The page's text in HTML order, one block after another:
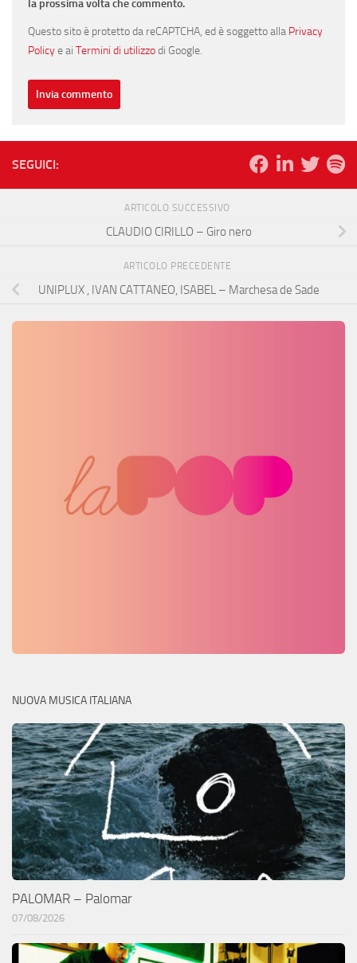
la prossima volta che commento.
Questo sito è protetto da reCAPTCHA, ed è soggetto alla Privacy
Policye ai Termini di utilizzodi Google.
SEGUICI:
ARTICOLO SUCCESSIVO
CLAUDIO CIRILLO – Giro nero
ARTICOLO PRECEDENTE
UNIPLUX , IVAN CATTANEO, ISABEL – Marchesa de Sade
NUOVA MUSICA ITALIANA
PALOMAR – Palomar
07/08/2026